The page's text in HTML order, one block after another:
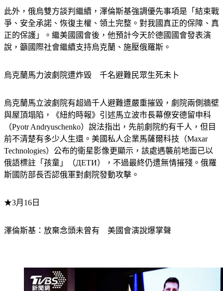
此外，俄烏雙方談判繼續，澤倫斯基強調優先事項是「結束戰
爭、安全承諾、恢復主權、領土完整。對我國真正的保障、真
正的保護」。繼美國國會後，他預計今天於德國國會發表演
說，籲國際社會繼續支持烏克蘭、施壓俄羅斯。
烏克蘭馬力波劇院遭炸毀　千名避難民眾生死未卜
烏克蘭馬立波劇院有超過千人避難遭嚴重摧毀，劇院兩側牆壁
與屋頂塌陷，《紐約時報》引述馬立波市長幕僚安德留申科
（Pyotr Andryuschenko）說法指出，先前劇院約有千人，但目
前不清楚有多少人生還。美國私人企業馬薩爾科技（Maxar
Technologies）公布的衛星影像更顯示，該處遇襲前地面已以
俄語標註「孩童」（ДЕТИ），不過最終仍遭無情摧殘。俄羅
斯國防部長否認俄軍對劇院發動攻擊。
★3月16日
澤倫斯基：放棄念頭未曾有　美國會演說爆掌聲